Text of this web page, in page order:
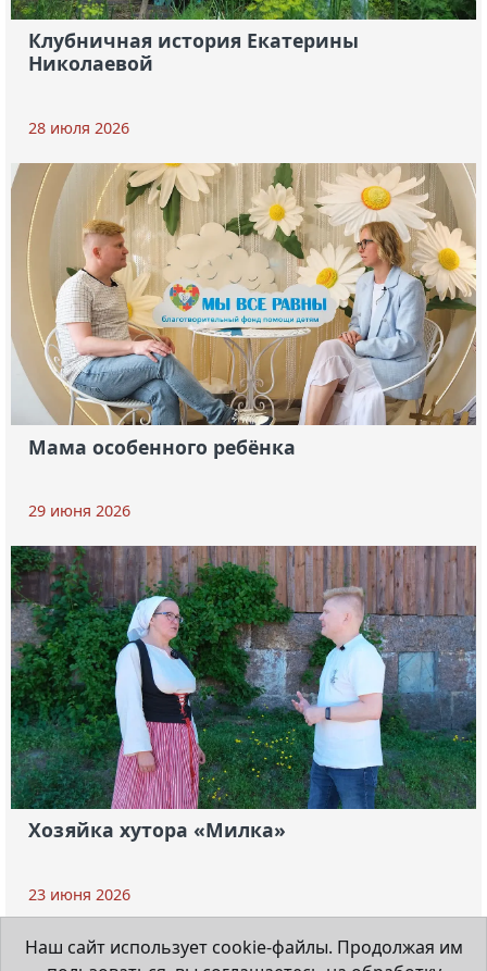
Клубничная история Екатерины
Николаевой
28 июля 2026
Мама особенного ребёнка
29 июня 2026
Хозяйка хутора «Милка»
23 июня 2026
Наш сайт использует cookie-файлы. Продолжая им